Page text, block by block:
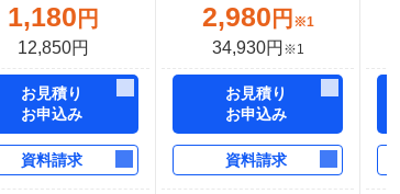
1,180 円
12,850円
お見積り
お申込み
資料請求
2,980 円 ※1
34,930円 ※1
お見積り
お申込み
資料請求